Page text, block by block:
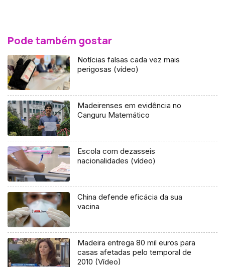
Pode também gostar
Notícias falsas cada vez mais
perigosas (vídeo)
Madeirenses em evidência no
Canguru Matemático
Escola com dezasseis
nacionalidades (vídeo)
China defende eficácia da sua
vacina
Madeira entrega 80 mil euros para
casas afetadas pelo temporal de
2010 (Vídeo)